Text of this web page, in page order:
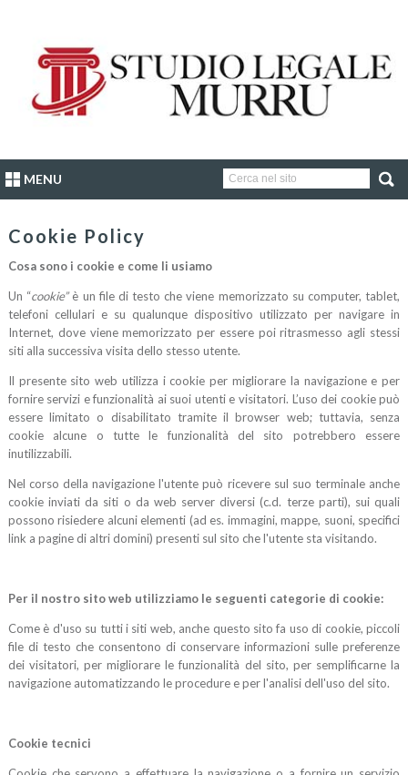
MENU
Cookie Policy
Cosa sono i cookie e come li usiamo
Un “cookie”è un file di testo che viene memorizzato su computer, tablet,
telefoni cellulari e su qualunque dispositivo utilizzato per navigare in
Internet, dove viene memorizzato per essere poi ritrasmesso agli stessi
siti alla successiva visita dello stesso utente.
Il presente sito web utilizza i cookie per migliorare la navigazione e per
fornire servizi e funzionalità ai suoi utenti e visitatori. L’uso dei cookie può
essere limitato o disabilitato tramite il browser web; tuttavia, senza
cookie alcune o tutte le funzionalità del sito potrebbero essere
inutilizzabili.
Nel corso della navigazione l'utente può ricevere sul suo terminale anche
cookie inviati da siti o da web server diversi (c.d. terze parti), sui quali
possono risiedere alcuni elementi (ad es. immagini, mappe, suoni, specifici
link a pagine di altri domini) presenti sul sito che l'utente sta visitando.
Per il nostro sito web utilizziamo le seguenti categorie di cookie:
Come è d'uso su tutti i siti web, anche questo sito fa uso di cookie, piccoli
file di testo che consentono di conservare informazioni sulle preferenze
dei visitatori, per migliorare le funzionalità del sito, per semplificarne la
navigazione automatizzando le procedure e per l'analisi dell'uso del sito.
Cookie tecnici